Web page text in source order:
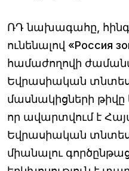
ՌԴ նախագահը,
ունենալով «Россия
համաժողովի
Եվրասիական
մասնակիցների թիվը
որ ավարտվում է
Եվրասիական
միանալու